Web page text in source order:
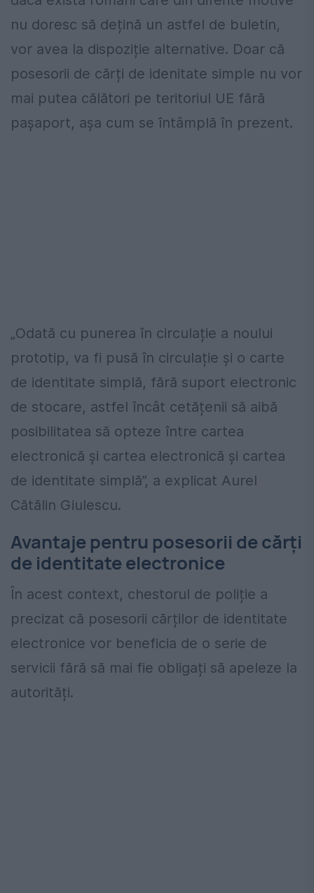
nu doresc să dețină un astfel de buletin,
vor avea la dispoziție alternative. Doar că
posesorii de cărți de idenitate simple nu vor
mai putea călători pe teritoriul UE fără
pașaport, așa cum se întâmplă în prezent.
„Odată cu punerea în circulație a noului
prototip, va fi pusă în circulație și o carte
de identitate simplă, fără suport electronic
de stocare, astfel încât cetățenii să aibă
posibilitatea să opteze între cartea
electronică și cartea electronică și cartea
de identitate simplă”, a explicat Aurel
Cătălin Giulescu.
Avantaje pentru posesorii de cărți
de identitate electronice
În acest context, chestorul de poliție a
precizat că posesorii cărților de identitate
electronice vor beneficia de o serie de
servicii fără să mai fie obligați să apeleze la
autorități.